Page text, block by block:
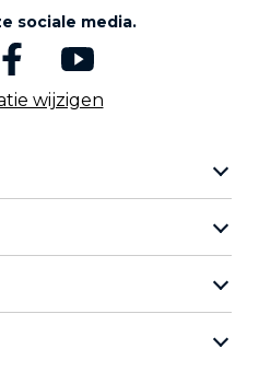
sociale media.
wijzigen